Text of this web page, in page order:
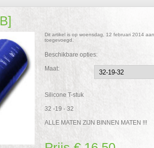
Dit artikel is op woensdag, 12 februari 2014
toegevoegd.
Beschikbare opties:
Maat:
Silicone T-stuk
32 -19 - 32
ALLE MATEN ZIJN BINNEN MATEN !!!